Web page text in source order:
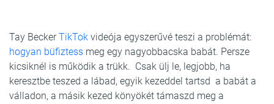
Tay BeckerTikTok videója egyszerűvé teszi a problémát:
hogyan büfiztess meg egy nagyobbacska babát. Persze
kicsiknél is működik a trükk. Csak ülj le, legjobb, ha
keresztbe teszed a lábad, egyik kezeddel tartsd a babát a
válladon, a másik kezed könyökét támaszd meg a